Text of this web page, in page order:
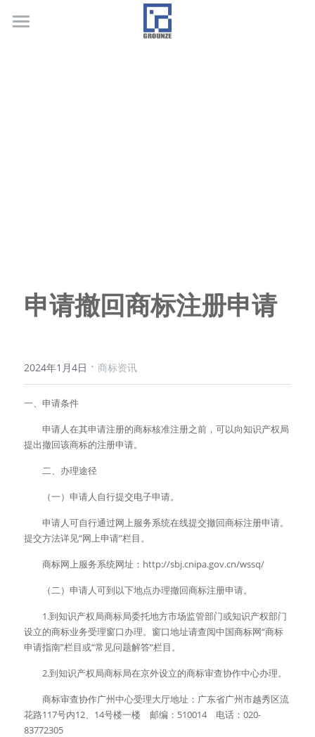
申请撤回商标注册申请
2024年1月4日 · 商标资讯
一、申请条件
申请人在其申请注册的商标核准注册之前，可以向知识产权局
提出撤回该商标的注册申请。
二、办理途径
（一）申请人自行提交电子申请。
申请人可自行通过网上服务系统在线提交撤回商标注册申请。
提交方法详见“网上申请”栏目。
商标网上服务系统网址：http://sbj.cnipa.gov.cn/wssq/
（二）申请人可到以下地点办理撤回商标注册申请。
1.到知识产权局商标局委托地方市场监管部门或知识产权部门
设立的商标业务受理窗口办理。窗口地址请查阅中国商标网“商标
申请指南”栏目或“常见问题解答”栏目。
2.到知识产权局商标局在京外设立的商标审查协作中心办理。
商标审查协作广州中心受理大厅地址：广东省广州市越秀区流
花路117号内12、14号楼一楼　邮编：510014　电话：020-
83772305